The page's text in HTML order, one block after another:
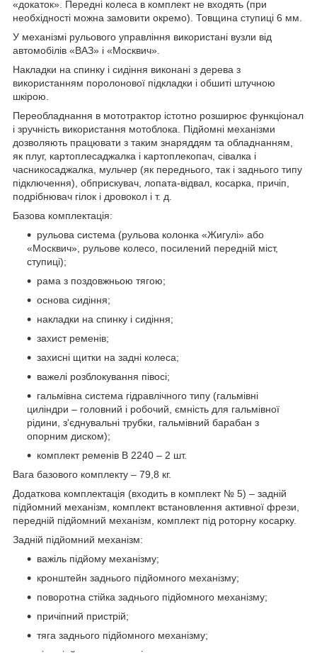
«докаток». Передні колеса в комплект не входять (при
необхідності можна замовити окремо). Товщина ступиці 6 мм.
У механізмі рульового управління використані вузли від
автомобілів «ВАЗ» і «Москвич».
Накладки на спинку і сидіння виконані з дерева з
використанням поролонової підкладки і обшиті штучною
шкірою.
Переобладнання в мототрактор істотно розширює функціонал
і зручність використання мотоблока. Підйомні механізми
дозволяють працювати з таким знаряддям та обладнанням,
як плуг, картоплесаджалка і картоплекопач, сівалка і
часникосаджалка, мульчер (як переднього, так і заднього типу
підключення), обприскувач, лопата-відвал, косарка, причіп,
подрібнювач гілок і дровокол і т. д.
Базова комплектація:
рульова система (рульова колонка «Жигулі» або
«Москвич», рульове колесо, посилений передній міст,
ступиці);
рама з поздовжньою тягою;
основа сидіння;
накладки на спинку і сидіння;
захист ременів;
захисні щитки на задні колеса;
важелі розблокування півосі;
гальмівна система гідравлічного типу (гальмівні
циліндри – головний і робочий, ємність для гальмівної
рідини, з'єднувальні трубки, гальмівний барабан з
опорним диском);
комплект ременів В 2240 – 2 шт.
Вага базового комплекту – 79,8 кг.
Додаткова комплектація (входить в комплект № 5) – задній
підйомний механізм, комплект встановлення активної фрези,
передній підйомний механізм, комплект під роторну косарку.
Задній підйомний механізм:
важіль підйому механізму;
кронштейн заднього підйомного механізму;
поворотна стійка заднього підйомного механізму;
причіпний пристрій;
тяга заднього підйомного механізму;